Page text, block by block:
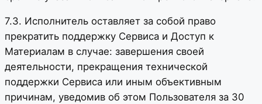
7.3. Исполнитель оставляет за собой право
прекратить поддержку Сервиса и Доступ к
Материалам в случае: завершения своей
деятельности, прекращения технической
поддержки Сервиса или иным объективным
причинам, уведомив об этом Пользователя за 30